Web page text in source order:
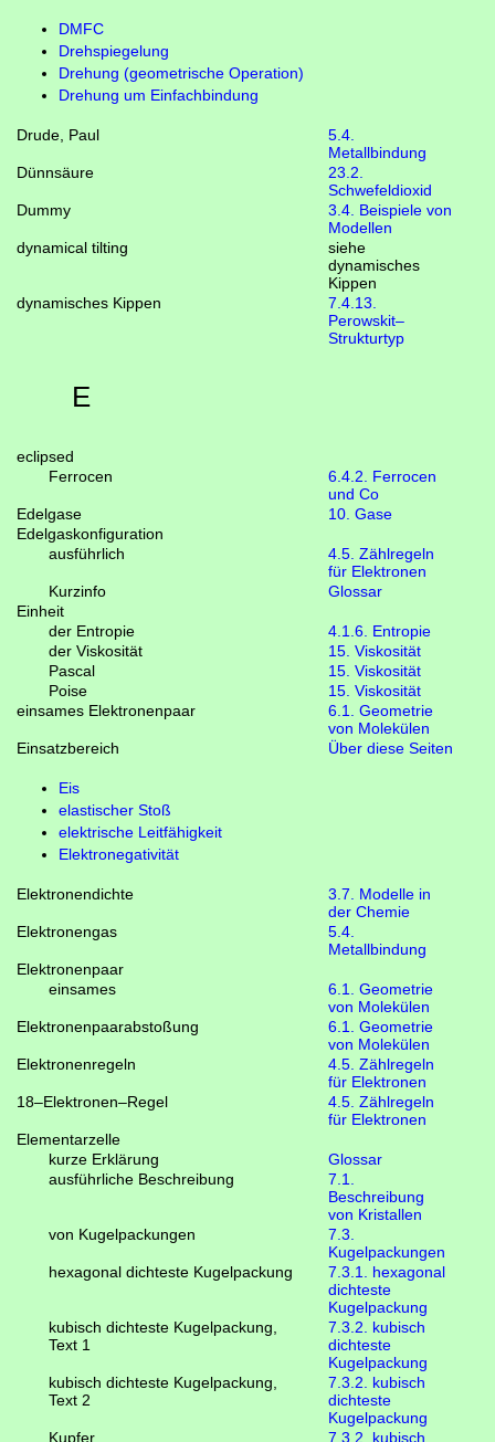
DMFC
Drehspiegelung
Drehung (geometrische Operation)
Drehung um Einfachbindung
Drude, Paul
5.4.
Metallbindung
Dünnsäure
23.2.
Schwefeldioxid
Dummy
3.4. Beispiele von
Modellen
dynamical tilting
siehe
dynamisches
Kippen
dynamisches Kippen
7.4.13.
Perowskit–
Strukturtyp
E
eclipsed
Ferrocen
6.4.2. Ferrocen
und Co
Edelgase
10. Gase
Edelgaskonfiguration
ausführlich
4.5. Zählregeln
für Elektronen
Kurzinfo
Glossar
Einheit
der Entropie
4.1.6. Entropie
der Viskosität
15. Viskosität
Pascal
15. Viskosität
Poise
15. Viskosität
einsames Elektronenpaar
6.1. Geometrie
von Molekülen
Einsatzbereich
Über diese Seiten
Eis
elastischer Stoß
elektrische Leitfähigkeit
Elektronegativität
Elektronendichte
3.7. Modelle in
der Chemie
Elektronengas
5.4.
Metallbindung
Elektronenpaar
einsames
6.1. Geometrie
von Molekülen
Elektronenpaarabstoßung
6.1. Geometrie
von Molekülen
Elektronenregeln
4.5. Zählregeln
für Elektronen
18–Elektronen–Regel
4.5. Zählregeln
für Elektronen
Elementarzelle
kurze Erklärung
Glossar
ausführliche Beschreibung
7.1.
Beschreibung
von Kristallen
von Kugelpackungen
7.3.
Kugelpackungen
hexagonal dichteste Kugelpackung
7.3.1. hexagonal
dichteste
Kugelpackung
kubisch dichteste Kugelpackung,
Text 1
7.3.2. kubisch
dichteste
Kugelpackung
kubisch dichteste Kugelpackung,
Text 2
7.3.2. kubisch
dichteste
Kugelpackung
Kupfer
7.3.2. kubisch